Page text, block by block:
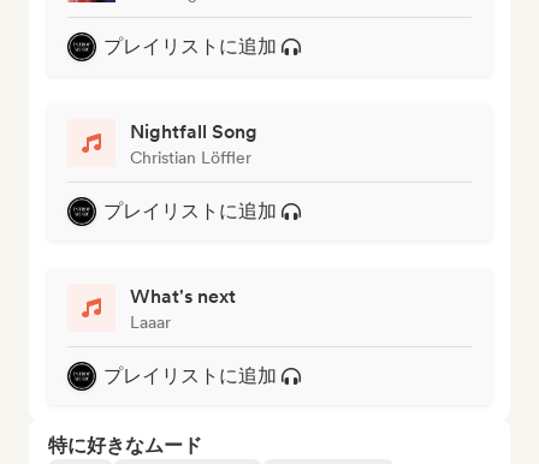
プレイリストに追加
Nightfall Song
Christian Löffler
プレイリストに追加
What's next
Laaar
プレイリストに追加
特に好きなムード